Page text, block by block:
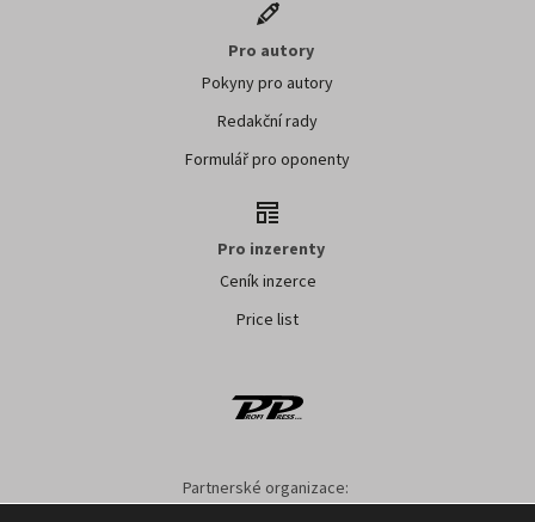
Pro autory
Pokyny pro autory
Redakční rady
Formulář pro oponenty
Pro inzerenty
Ceník inzerce
Price list
Partnerské organizace: